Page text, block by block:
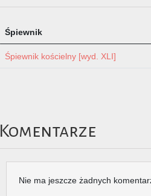
Śpiewnik
Śpiewnik kościelny [wyd. XLI]
Komentarze
Nie ma jeszcze żadnych